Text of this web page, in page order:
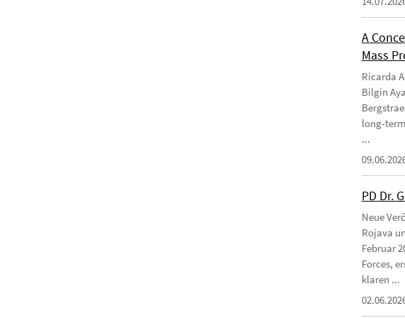
A
Mass
Ricarda
Bilgin
long-
...
PD Dr.
Neue
Rojava
Februar
Forces,
klaren ...